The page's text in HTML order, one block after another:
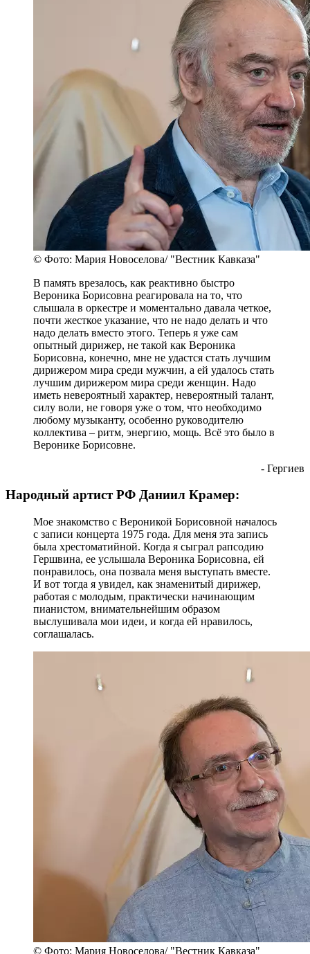
© Фото: Мария Новоселова/ "Вестник Кавказа"
В память врезалось, как реактивно быстро
Вероника Борисовна реагировала на то, что
слышала в оркестре и моментально давала четкое,
почти жесткое указание, что не надо делать и что
надо делать вместо этого. Теперь я уже сам
опытный дирижер, не такой как Вероника
Борисовна, конечно, мне не удастся стать лучшим
дирижером мира среди мужчин, а ей удалось стать
лучшим дирижером мира среди женщин. Надо
иметь невероятный характер, невероятный талант,
силу воли, не говоря уже о том, что необходимо
любому музыканту, особенно руководителю
коллектива – ритм, энергию, мощь. Всё это было в
Веронике Борисовне.
- Гергиев
Народный артист РФ Даниил Крамер:
Мое знакомство с Вероникой Борисовной началось
с записи концерта 1975 года. Для меня эта запись
была хрестоматийной. Когда я сыграл рапсодию
Гершвина, ее услышала Вероника Борисовна, ей
понравилось, она позвала меня выступать вместе.
И вот тогда я увидел, как знаменитый дирижер,
работая с молодым, практически начинающим
пианистом, внимательнейшим образом
выслушивала мои идеи, и когда ей нравилось,
соглашалась.
© Фото: Мария Новоселова/ "Вестник Кавказа"